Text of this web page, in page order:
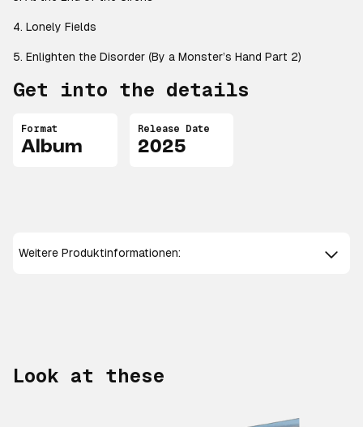
4. Lonely Fields
5. Enlighten the Disorder (By a Monster’s Hand Part 2)
Get into the details
Format
Album
Release Date
2025
Weitere Produktinformationen:
Look at these